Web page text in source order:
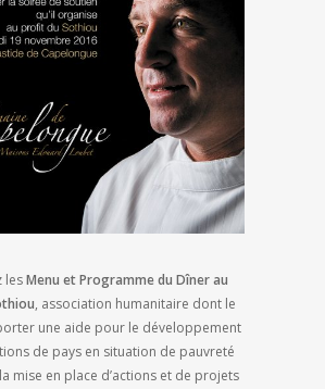
lesMenu et Programme du Dîner au
, association humanitaire dont le
une aide pour le développement
de pays en situation de pauvreté
mise en place d’actions et de projets